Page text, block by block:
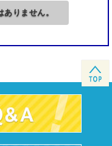
ん。
手を挙げるなどして
知りえた情報全般の
りません。